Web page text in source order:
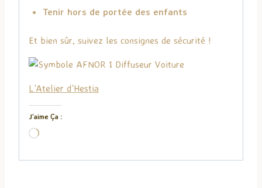
Tenir hors de portée des enfants
Et bien sûr, suivez les consignes de sécurité !
L’Atelier d’Hestia
J’aime Ça :
C
a